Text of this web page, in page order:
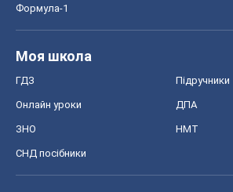
Формула-1
Моя школа
ГДЗ Підручники
Онлайн уроки ДПА
ЗНО НМТ
СНД посібники